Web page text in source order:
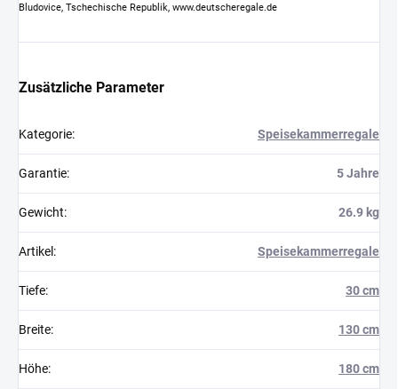
Bludovice, Tschechische Republik, www.deutscheregale.de
Zusätzliche Parameter
Kategorie: Speisekammerregale
Garantie: 5 Jahre
Gewicht: 26.9 kg
Artikel : Speisekammerregale
Tiefe: 30 cm
Breite: 130 cm
Höhe: 180 cm